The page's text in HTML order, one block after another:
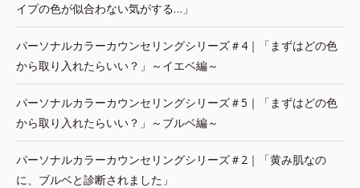
イプの色が似合わない気がする…」
パーソナルカラーカウンセリングシリーズ＃4｜「まずはどの色
から取り入れたらいい？」～イエベ編～
パーソナルカラーカウンセリングシリーズ＃5｜「まずはどの色
から取り入れたらいい？」～ブルベ編～
パーソナルカラーカウンセリングシリーズ＃2｜「黄み肌なの
に、ブルベと診断されました」